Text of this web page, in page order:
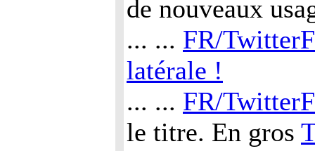
de nouveaux
... ... FR/
latérale !
... ... FR/
le titre. En gros